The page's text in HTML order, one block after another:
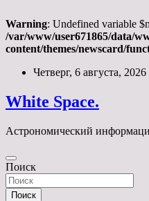
Warning: Undefined variable
/var/www/user671865/data/
content/themes/newscard/
Перейти
содержимому
Четверг, 6 августа, 2026
White Space.
Астрономический
Поиск
Поиск